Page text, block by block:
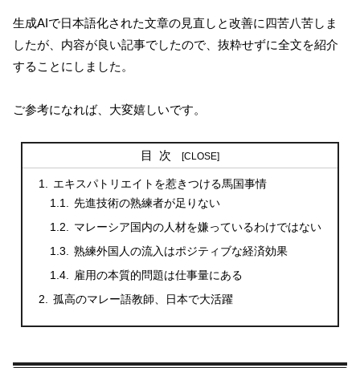
生成AIで日本語化された文章の見直しと改善に四苦八苦しま
したが、内容が良い記事でしたので、抜粋せずに全文を紹介
することにしました。
ご参考になれば、大変嬉しいです。
目次
エキスパトリエイトを惹きつける馬国事情
先進技術の熟練者が足りない
マレーシア国内の人材を嫌っているわけではない
熟練外国人の流入はポジティブな経済効果
雇用の本質的問題は仕事量にある
孤高のマレー語教師、日本で大活躍